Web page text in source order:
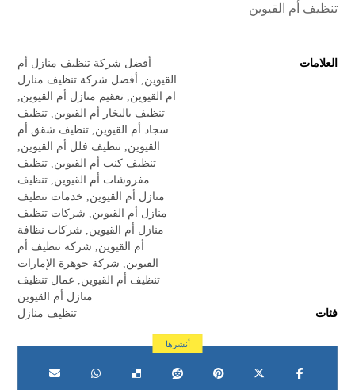
تنظيف أم القيوين
العلامات
أفضل شركة تنظيف منازل أم
القيوين
أفضل شركة تنظيف منازل
ام القيوين تعقيم منازل أم القيوين
تنظيف بالبخار أم القيوين تنظيف
سجاد أم القيوين تنظيف شقق أم
القيوين تنظيف فلل أم القيوين
تنظيف كنب أم القيوين تنظيف
مفروشات أم القيوين تنظيف
منازل أم القيوين
خدمات تنظيف
منازل أم القيوين
شركات تنظيف
منازل أم القيوين
شركات نظافة
أم القيوين
شركة تنظيف أم
القيوين
شركة جوهرة الإمارات
تنظيف أم القيوين
عمال تنظيف
منازل أم القيوين
فئات
تنظيف منازل